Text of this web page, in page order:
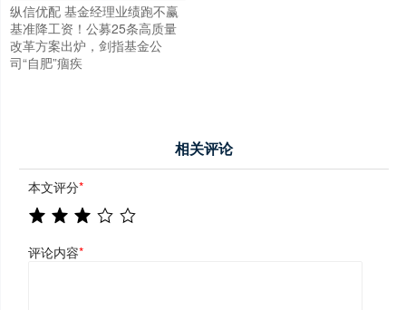
纵信优配 基金经理业绩跑不赢
基准降工资！公募25条高质量
改革方案出炉，剑指基金公
司“自肥”痼疾
相关评论
本文评分*
评论内容*